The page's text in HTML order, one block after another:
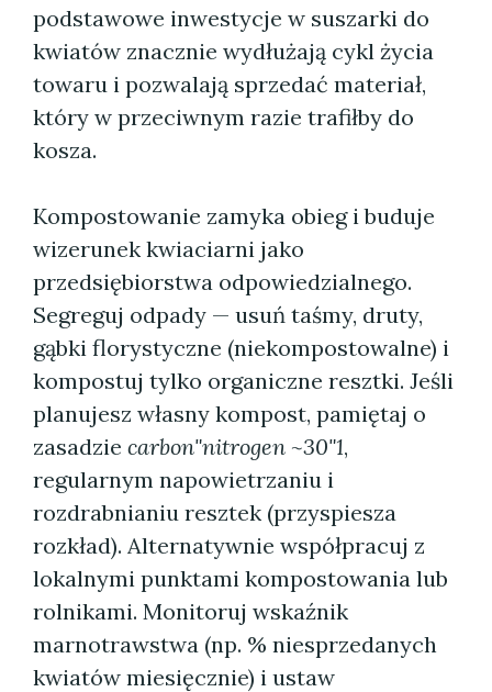
podstawowe inwestycje w suszarki do
kwiatów znacznie wydłużają cykl życia
towaru i pozwalają sprzedać materiał,
który w przeciwnym razie trafiłby do
kosza.
Kompostowanie zamyka obieg i buduje
wizerunek kwiaciarni jako
przedsiębiorstwa odpowiedzialnego.
Segreguj odpady — usuń taśmy, druty,
gąbki florystyczne (niekompostowalne) i
kompostuj tylko organiczne resztki. Jeśli
planujesz własny kompost, pamiętaj o
zasadzie carbon"nitrogen ~30"1,
regularnym napowietrzaniu i
rozdrabnianiu resztek (przyspiesza
rozkład). Alternatywnie współpracuj z
lokalnymi punktami kompostowania lub
rolnikami. Monitoruj wskaźnik
marnotrawstwa (np. % niesprzedanych
kwiatów miesięcznie) i ustaw